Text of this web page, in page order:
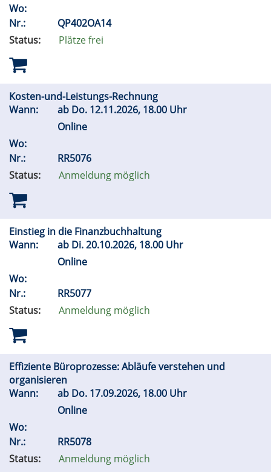
Wo:
Nr.:
QP402OA14
Status:
Plätze frei
Kosten-und-Leistungs-Rechnung
Wann:
ab Do. 12.11.2026, 18.00 Uhr
Online
Wo:
Nr.:
RR5076
Status:
Anmeldung möglich
Einstieg in die Finanzbuchhaltung
Wann:
ab Di.20.10.2026, 18.00 Uhr
Online
Wo:
Nr.:
RR5077
Status:
Anmeldung möglich
Effiziente Büroprozesse: Abläufe verstehen und
organisieren
Wann:
ab Do. 17.09.2026, 18.00 Uhr
Online
Wo:
Nr.:
RR5078
Status:
Anmeldung möglich